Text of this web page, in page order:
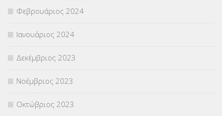
Φεβρουάριος 2024
Ιανουάριος 2024
Δεκέμβριος 2023
Νοέμβριος 2023
Οκτώβριος 2023